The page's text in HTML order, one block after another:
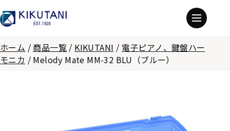
ホーム / 商品一覧 / KIKUTANI / 電子ピアノ、鍵盤ハー
モニカ / Melody Mate MM-32 BLU（ブルー）